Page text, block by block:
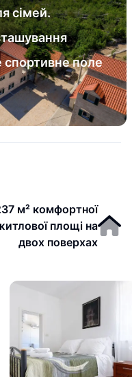
сімей.
спортивне поле
м² комфортної
площі на
двох поверхах